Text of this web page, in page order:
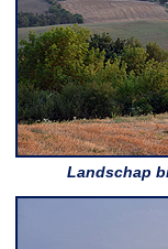
Landschap